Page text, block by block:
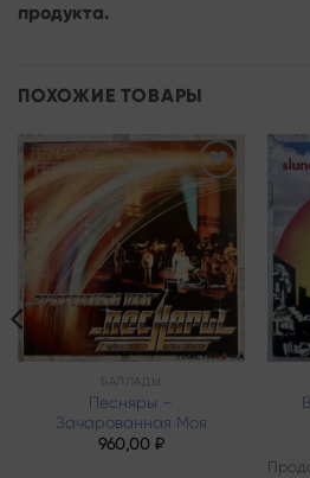
продукта.
ПОХОЖИЕ ТОВАРЫ
Add to
БАЛЛАДЫ
Песняры –
Зачарованная Моя
960,00 ₽